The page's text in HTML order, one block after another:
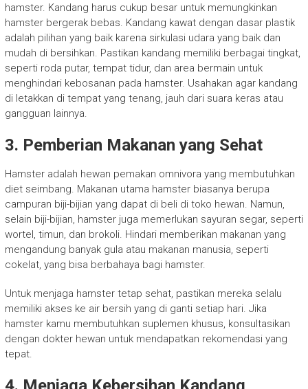
hamster. Kandang harus cukup besar untuk memungkinkan
hamster bergerak bebas. Kandang kawat dengan dasar plastik
adalah pilihan yang baik karena sirkulasi udara yang baik dan
mudah di bersihkan. Pastikan kandang memiliki berbagai tingkat,
seperti roda putar, tempat tidur, dan area bermain untuk
menghindari kebosanan pada hamster. Usahakan agar kandang
di letakkan di tempat yang tenang, jauh dari suara keras atau
gangguan lainnya.
3. Pemberian Makanan yang Sehat
Hamster adalah hewan pemakan omnivora yang membutuhkan
diet seimbang. Makanan utama hamster biasanya berupa
campuran biji-bijian yang dapat di beli di toko hewan. Namun,
selain biji-bijian, hamster juga memerlukan sayuran segar, seperti
wortel, timun, dan brokoli. Hindari memberikan makanan yang
mengandung banyak gula atau makanan manusia, seperti
cokelat, yang bisa berbahaya bagi hamster.
Untuk menjaga hamster tetap sehat, pastikan mereka selalu
memiliki akses ke air bersih yang di ganti setiap hari. Jika
hamster kamu membutuhkan suplemen khusus, konsultasikan
dengan dokter hewan untuk mendapatkan rekomendasi yang
tepat.